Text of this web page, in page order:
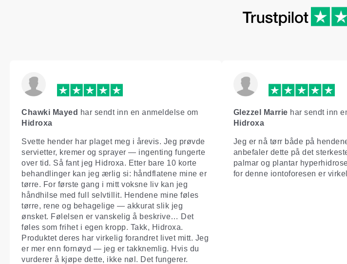
Chawki Mayed har sendt inn en anmeldelse om
Hidroxa
Svette hender har plaget meg i årevis. Jeg prøvde
servietter, kremer og sprayer — ingenting fungerte
over tid. Så fant jeg Hidroxa. Etter bare 10 korte
behandlinger kan jeg ærlig si: håndflatene mine er
tørre. For første gang i mitt voksne liv kan jeg
håndhilse med full selvtillit. Hendene mine føles
tørre, rene og behagelige — akkurat slik jeg
ønsket. Følelsen er vanskelig å beskrive… Det
føles som frihet i egen kropp. Takk, Hidroxa.
Produktet deres har virkelig forandret livet mitt. Jeg
er mer enn fornøyd — jeg er takknemlig. Hvis du
vurderer å kjøpe dette, ikke nøl. Det fungerer.
Glezzel Marrie har sendt inn
Hidroxa
Jeg er nå tørr både på
anbefaler dette på det
palmar og plantar
for denne iontoforesen er